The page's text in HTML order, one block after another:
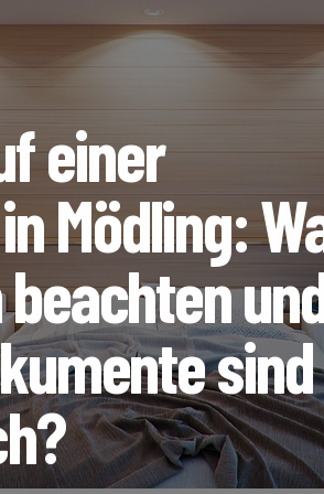
einer
Mödling:
sind